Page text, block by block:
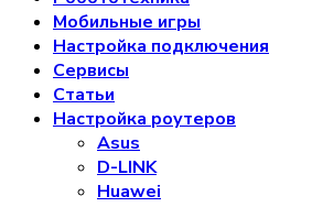
Мобильные игры
Настройка подключения
Сервисы
Статьи
Настройка роутеров
Asus
D-LINK
Huawei